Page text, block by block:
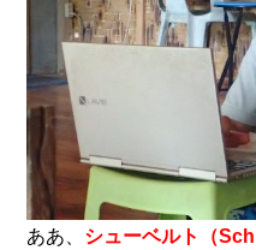
ああ、 シューベルト（